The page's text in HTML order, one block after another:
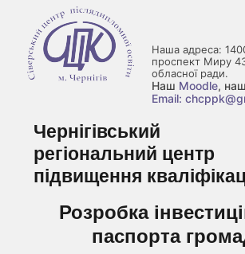
Наша адреса:
проспект Миру
обласної ради.
Наш Moodle, наш
Email:
Чернігівський
регіональний центр
підвищення
Розробка
паспорта